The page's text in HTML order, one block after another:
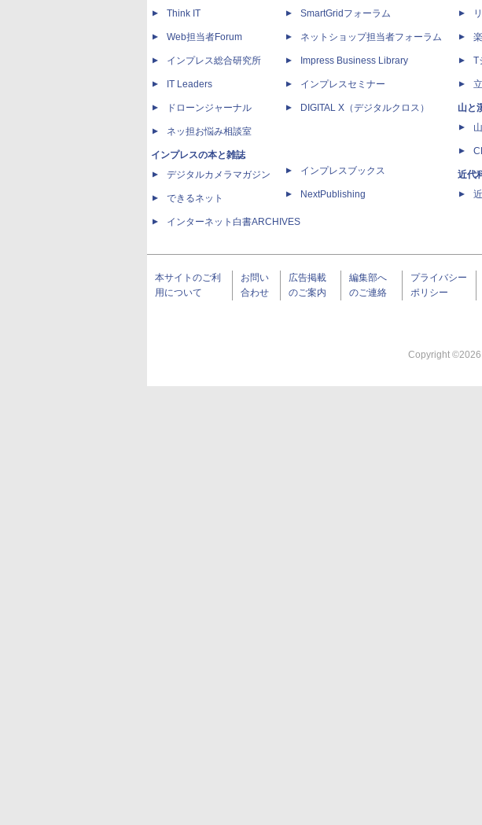
Think IT
Web担当者Forum
インプレス総合研究所
IT Leaders
ドローンジャーナル
ネッ担お悩み相談室
インプレスの本と雑誌
デジタルカメラマガジン
できるネット
インターネット白書ARCHIVES
SmartGridフォーラム
ネットショップ担当者フォーラム
Impress Business Library
インプレスセミナー
DIGITAL X（デジタルクロス）
インプレスブックス
NextPublishing
T
山と
近代
本サイトのご利
用について
お問い
合わせ
広告掲載
のご案内
編集部へ
のご連絡
プライバシー
ポリシー
Copyright ©2026